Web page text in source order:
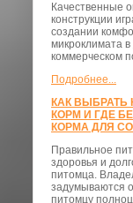
Качественные
конструкции
создании
микроклимата
коммерческом
Подробнее...
КАК ВЫБРАТЬ
КОРМ И ГДЕ
КОРМА ДЛЯ
Правильное
здоровья и
питомца.
задумываются
питомцу